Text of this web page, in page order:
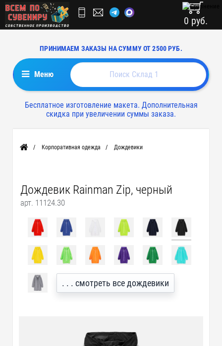
ПРИНИМАЕМ ЗАКАЗЫ НА СУММУ ОТ 2500 РУБ.
0 руб.
Меню
Бесплатное изготовление макета. Дополнительная
скидка при увеличении суммы заказа.
Главная Корпоративная одежда Дождевики
Дождевик Rainman Zip, черный
арт. 11124.30
. . . смотреть все дождевики